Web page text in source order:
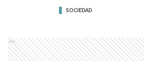
SOCIEDAD
Ads